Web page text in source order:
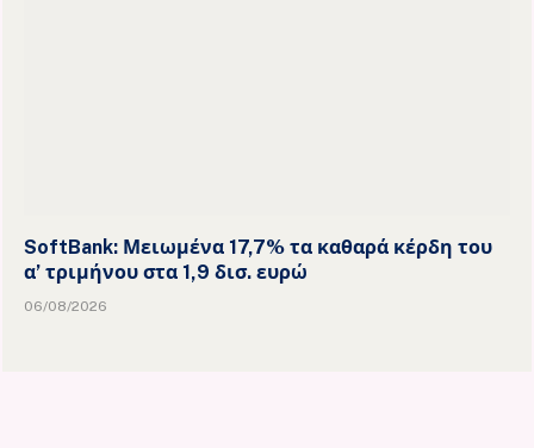
SoftBank: Μειωμένα 17,7% τα καθαρά κέρδη του
α’ τριμήνου στα 1,9 δισ. ευρώ
06/08/2026